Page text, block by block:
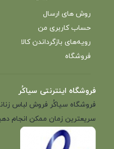
روش های ارسال
حساب کاربری من
رویه‌های بازگرداندن کالا
فروشگاه
فروشگاه اینترنتی سیاکُر
سریعترین زمان ممکن انجام